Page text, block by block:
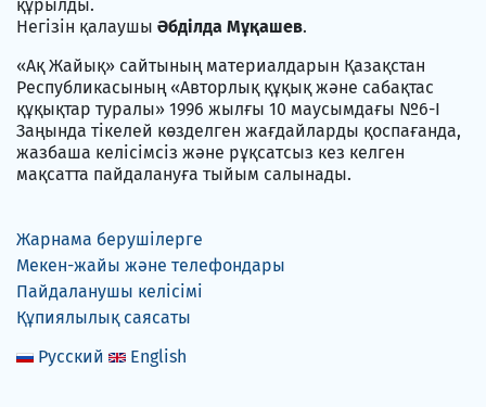
құрылды.
Негізін қалаушы Әбділда Мұқашев.
«Ақ Жайық» сайтының материалдарын Қазақстан
Республикасының «Авторлық құқық және сабақтас
құқықтар туралы» 1996 жылғы 10 маусымдағы №6-I
Заңында тікелей көзделген жағдайларды қоспағанда,
жазбаша келісімсіз және рұқсатсыз кез келген
мақсатта пайдалануға тыйым салынады.
Жарнама берушілерге
Мекен-жайы және телефондары
Пайдаланушы келісімі
Құпиялылық саясаты
Русский
English